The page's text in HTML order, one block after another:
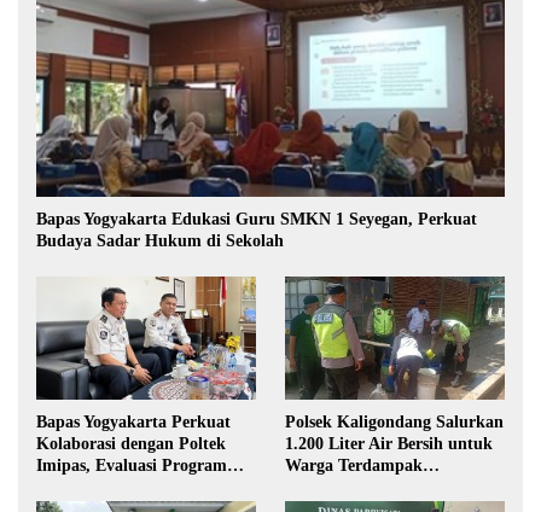
Bapas Yogyakarta Edukasi Guru SMKN 1 Seyegan, Perkuat
Budaya Sadar Hukum di Sekolah
Bapas Yogyakarta Perkuat
Kolaborasi dengan Poltek
Imipas, Evaluasi Program
Polsek Kaligondang Salurkan
1.200 Liter Air Bersih untuk
Warga Terdampak